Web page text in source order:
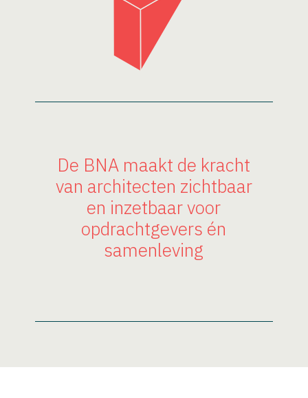
De BNA maakt de kracht
van architecten zichtbaar
en inzetbaar voor
opdrachtgevers én
samenleving